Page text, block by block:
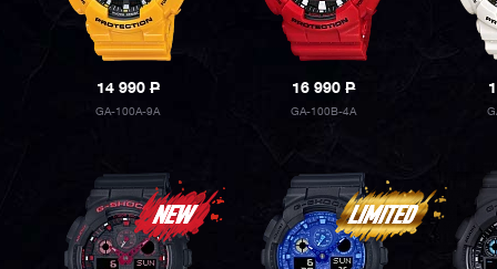
14 990P
GA-100A-9A
16 990P
GA-100B-4A